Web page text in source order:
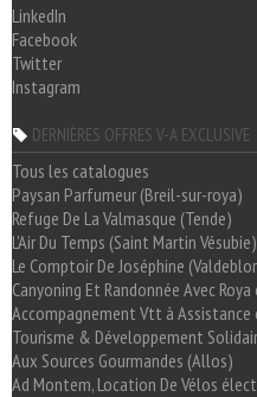
LinkedIn
Facebook
Twitter
Instagram
DERNIÈRES OFFRES V-A EXCLUSIVE
Tous les catalogues
Paysan Parfumeur (Breil-sur-roya)
Refuge De La Valmasque (Tende)
L'Air Du Temps (Saint Martin Vésubie)
Le Comptoir De Joséphine
Canyoning Et Randonnée Avec
Accompagnement Vtt à Assistance
Tourisme & Développement
Aux Sources Gourmandes (Allos)
Ad Montem, Location De Vélos